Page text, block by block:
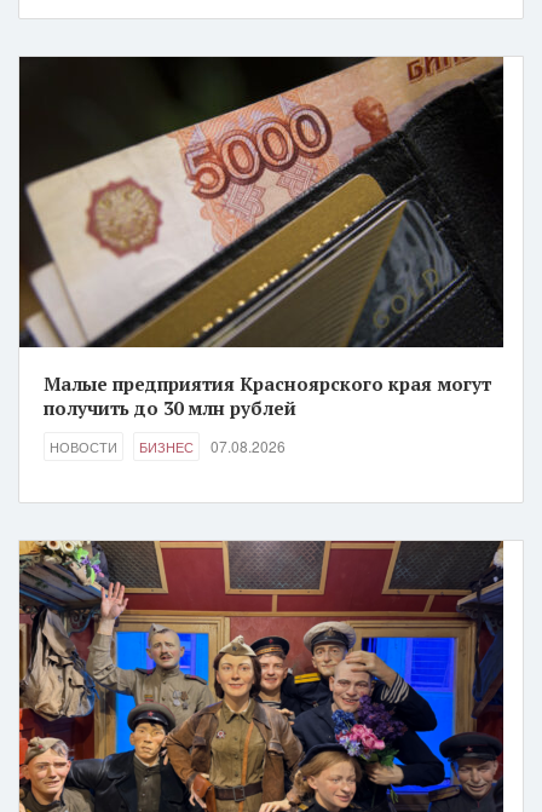
Малые предприятия Красноярского края могут
получить до 30 млн рублей
НОВОСТИ БИЗНЕС 07.08.2026